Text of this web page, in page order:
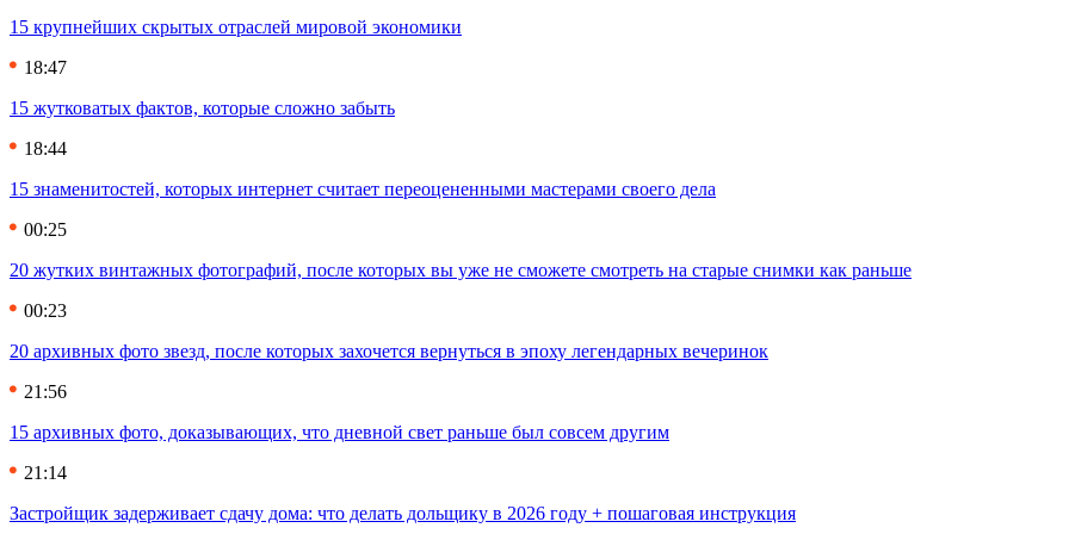
15 крупнейших скрытых отраслей мировой экономики
18:47
15 жутковатых фактов, которые сложно забыть
18:44
15 знаменитостей, которых интернет считает переоцененными мастерами своего дела
00:25
20 жутких винтажных фотографий, после которых вы уже не сможете смотреть на старые снимки как раньше
00:23
20 архивных фото звезд, после которых захочется вернуться в эпоху легендарных вечеринок
21:56
15 архивных фото, доказывающих, что дневной свет раньше был совсем другим
21:14
Застройщик задерживает сдачу дома: что делать дольщику в 2026 году + пошаговая инструкция